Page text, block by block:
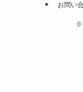
お問い
©